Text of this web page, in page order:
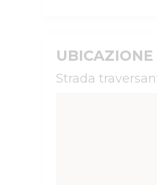
UBICAZIONE
Strada